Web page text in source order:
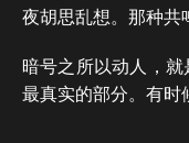
夜胡思乱想。那种共
暗号之所以动人，
最真实的部分。有时